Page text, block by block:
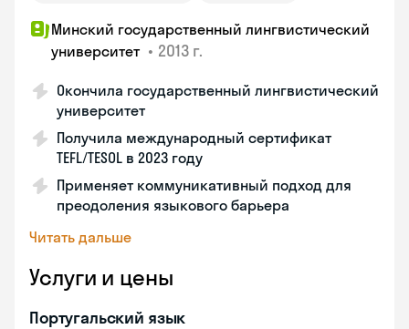
Минский государственный лингвистический
университет • 2013 г.
Окончила государственный лингвистический
университет
Получила международный сертификат
TEFL/TESOL в 2023 году
Применяет коммуникативный подход для
преодоления языкового барьера
Читать дальше
Услуги и цены
Португальский язык